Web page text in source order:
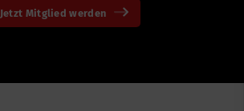
Jetzt Mitglied werden